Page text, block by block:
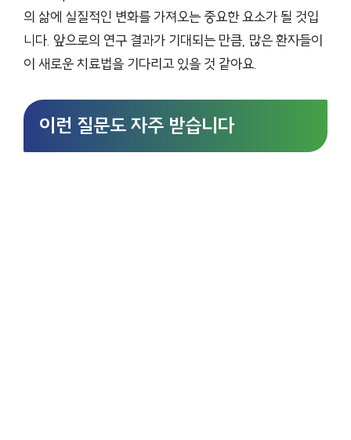
의 삶에 실질적인 변화를 가져오는 중요한 요소가 될 것입
니다. 앞으로의 연구 결과가 기대되는 만큼, 많은 환자들이
이 새로운 치료법을 기다리고 있을 것 같아요.
이런 질문도 자주 받습니다